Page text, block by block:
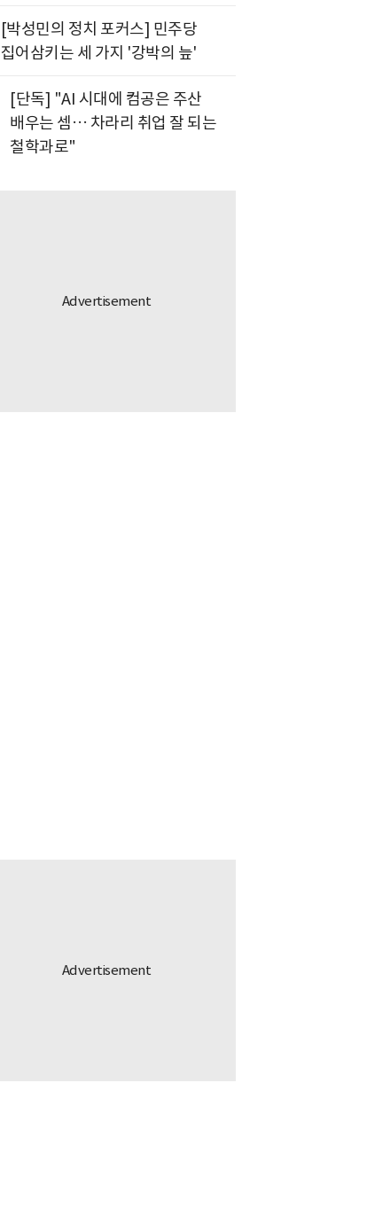
[박성민의 정치 포커스] 민주당
집어삼키는 세 가지 '강박의 늪'
[단독] "AI 시대에 컴공은 주산
배우는 셈… 차라리 취업 잘 되는
철학과로"